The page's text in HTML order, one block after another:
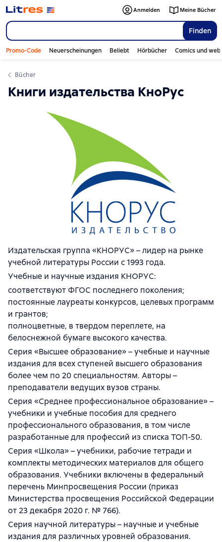
Finden
Anmelden Meine Bücher
Promo-Code Neuerscheinungen Beliebt Hörbücher Comics und
Bücher
Книги издательства КноРус
Издательская группа «КНОРУС» – лидер на рынке
учебной литературы России с 1993 года.
Учебные и научные издания КНОРУC:
соответствуют ФГОС последнего поколения;
постоянные лауреаты конкурсов, целевых программ
и грантов;
полноцветные, в твердом переплете, на
белоснежной бумаге высокого качества.
Серия «Высшее образование» – учебные и научные
издания для всех ступеней высшего образования
более чем по 20 специальностям. Авторы –
преподаватели ведущих вузов страны.
Серия «Среднее профессиональное образование» –
учебники и учебные пособия для среднего
профессионального образования, в том числе
разработанные для профессий из списка ТОП-50.
Серия «Школа» – учебники, рабочие тетради и
комплекты методических материалов для общего
образования. Учебники включены в федеральный
перечень Минпросвещения России (приказ
Министерства просвещения Российской Федерации
от 23 декабря 2020 г. № 766).
Серия научной литературы – научные и учебные
издания для различных уровней образования.